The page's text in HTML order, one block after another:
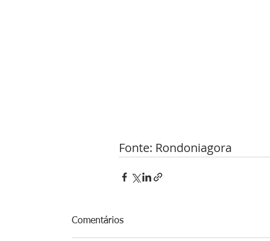
Fonte: Rondoniagora
Comentários